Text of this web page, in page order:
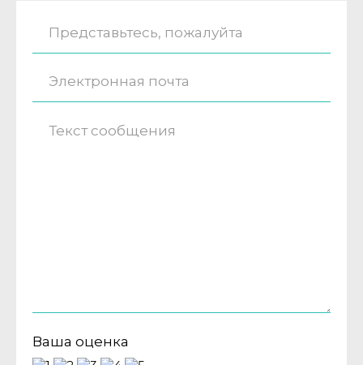
Ваша оценка